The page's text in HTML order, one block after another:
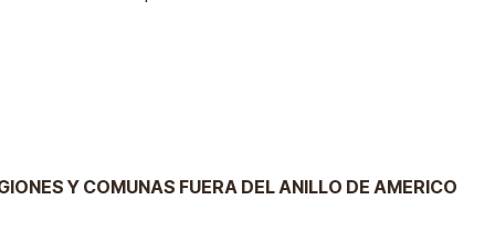
Y COMUNAS FUERA DEL ANILLO DE AMERICO